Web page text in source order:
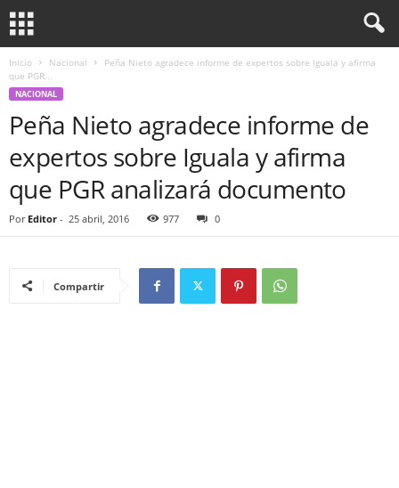
Inicio Nacional
Peña Nieto agradece informe de expertos sobre Iguala y afirma
que PGR...
NACIONAL
Peña Nieto agradece informe de
expertos sobre Iguala y afirma
que PGR analizará documento
Por Editor - 25 abril, 2016 977 0
Compartir